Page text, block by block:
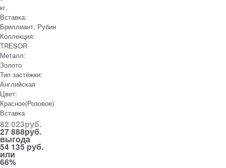
кг.
Вставка:
Бриллиант, Рубин
Коллекция:
TRESOR
Металл:
Золото
Тип застёжки:
Английская
Цвет:
Красное(Розовое)
Вставка
82 023руб.
27 888руб.
выгода
54 135 руб.
или
66%